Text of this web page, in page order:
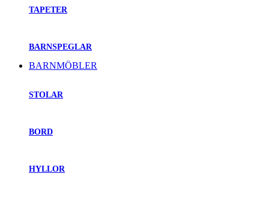
TAPETER
BARNSPEGLAR
BARNMÖBLER
STOLAR
BORD
HYLLOR